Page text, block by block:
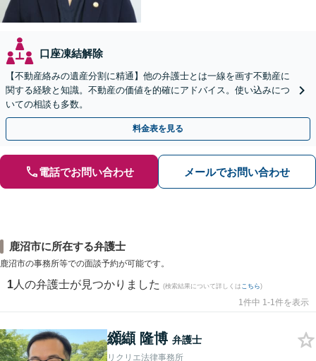
口座凍結解除
【不動産絡みの遺産分割に精通】他の弁護士とは一線を画す不動産に
関する経験と知識。不動産の価値を的確にアドバイス。使い込みにつ
いての相談も多数。
料金表を見る
電話でお問い合わせ メールでお問い合わせ
鹿沼市に所在する弁護士
鹿沼市の事務所等での面談予約が可能です。
1 人の弁護士が見つかりました (検索結果について詳しくは こちら)
1件中 1-1件を表示
纐纈 隆博 弁護士
リクリエ法律事務所